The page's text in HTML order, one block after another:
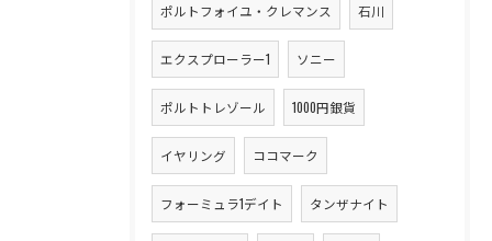
ポルトフォイユ・クレマンス 石川
エクスプローラー1 ソニー
ポルトトレゾール 1000円銀貨
イヤリング ココマーク
フォーミュラ1デイト タンザナイト